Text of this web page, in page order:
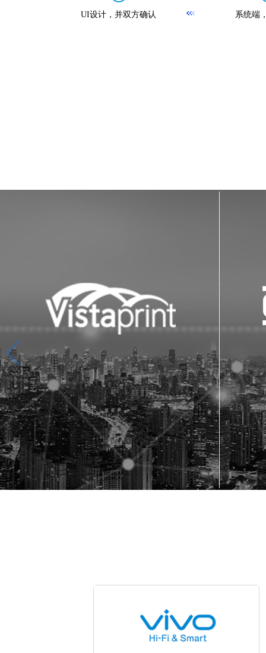
UI设计，并双方确认 系统端